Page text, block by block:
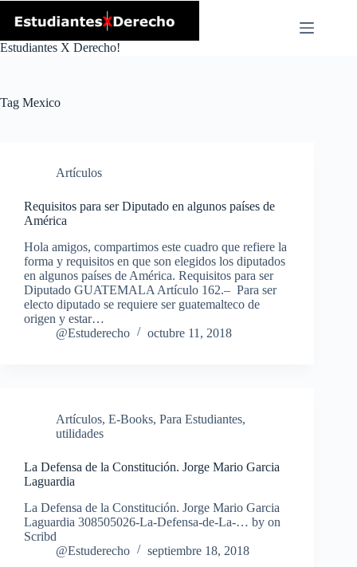
Estudiantes X Derecho!
Tag Mexico
Artículos
Requisitos para ser Diputado en algunos países de
América
Hola amigos, compartimos este cuadro que refiere la
forma y requisitos en que son elegidos los diputados
en algunos países de América. Requisitos para ser
Diputado GUATEMALA Artículo 162.– Para ser
electo diputado se requiere ser guatemalteco de
origen y estar…
@Estuderecho
octubre 11, 2018
Artículos, E-Books, Para Estudiantes,
utilidades
La Defensa de la Constitución. Jorge Mario Garcia
Laguardia
La Defensa de la Constitución. Jorge Mario Garcia
Laguardia 308505026-La-Defensa-de-La-… by on
Scribd
@Estuderecho
septiembre 18, 2018